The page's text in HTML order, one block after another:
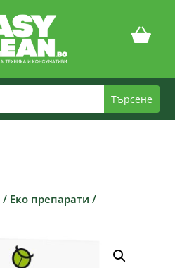
/ Еко препарати /